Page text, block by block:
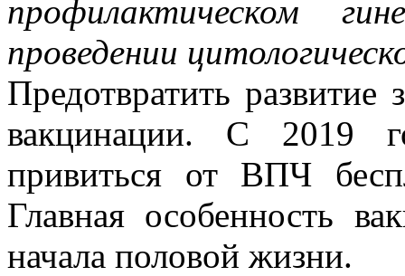
профилактическом
проведении
Предотвратить
вакцинации. С 2019
привиться от ВПЧ
Главная особенность
начала половой жизни.